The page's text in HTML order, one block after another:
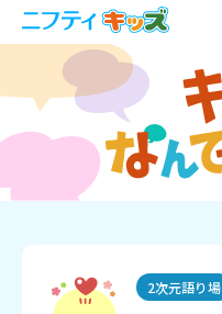
2次元語り場